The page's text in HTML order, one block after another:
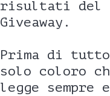
risultati del
Giveaway.
Prima di
solo coloro
legge sempre